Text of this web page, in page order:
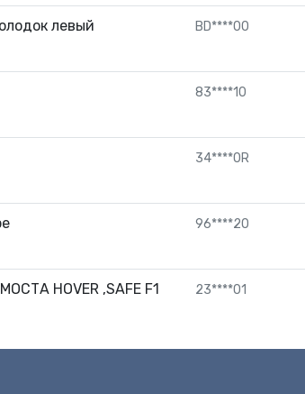
левый BD****00
83****10
34****0R
96****20
HOVER ,SAFE F1 23****01